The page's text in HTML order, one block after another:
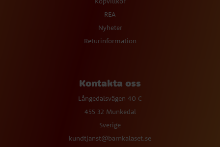
REA
Nyheter
Returinformation
Kontakta oss
Långedalsvägen 40 C
455 32 Munkedal
Sverige
kundtjanst@barnkalaset.se